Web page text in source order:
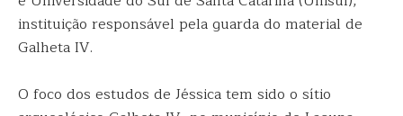
instituição responsável pela guarda do material de
Galheta IV.
O foco dos estudos de Jéssica tem sido o sítio